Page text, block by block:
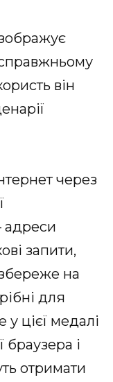
він
через
адреси
запити,
на
для
у цієї медалі
браузера і
отримати